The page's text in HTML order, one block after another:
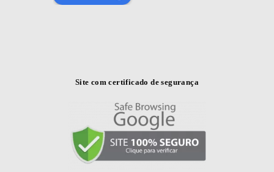
Site com certificado de segurança